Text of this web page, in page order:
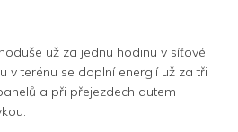
už za jednu hodinu v síťové
v terénu se doplní energií už za tři
a při přejezdech autem